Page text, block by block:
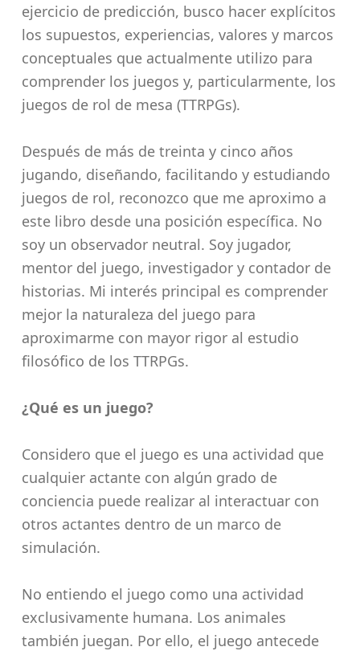
ejercicio de predicción, busco hacer explícitos
los supuestos, experiencias, valores y marcos
conceptuales que actualmente utilizo para
comprender los juegos y, particularmente, los
juegos de rol de mesa (TTRPGs).
Después de más de treinta y cinco años
jugando, diseñando, facilitando y estudiando
juegos de rol, reconozco que me aproximo a
este libro desde una posición específica. No
soy un observador neutral. Soy jugador,
mentor del juego, investigador y contador de
historias. Mi interés principal es comprender
mejor la naturaleza del juego para
aproximarme con mayor rigor al estudio
filosófico de los TTRPGs.
¿Qué es un juego?
Considero que el juego es una actividad que
cualquier actante con algún grado de
conciencia puede realizar al interactuar con
otros actantes dentro de un marco de
simulación.
No entiendo el juego como una actividad
exclusivamente humana. Los animales
también juegan. Por ello, el juego antecede